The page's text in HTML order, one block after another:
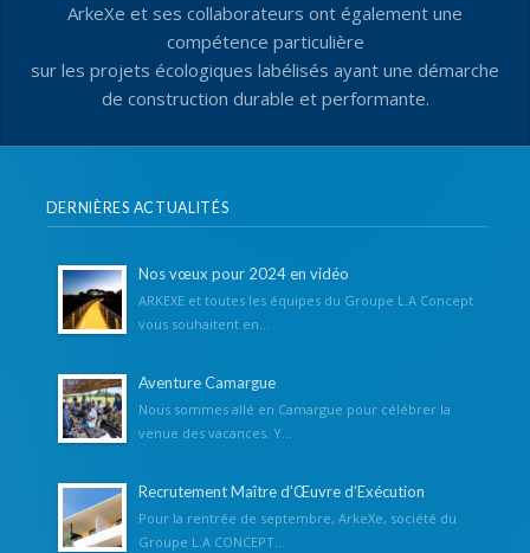
ArkeXe et ses collaborateurs ont également une
compétence particulière
sur les projets écologiques labélisés ayant une démarche
de construction durable et performante.
DERNIÈRES ACTUALITÉS
Nos vœux pour 2024 en vidéo
ARKEXE et toutes les équipes du Groupe L.A Concept
vous souhaitent en...
Aventure Camargue
Nous sommes allé en Camargue pour célébrer la
venue des vacances. Y...
Recrutement Maître d’Œuvre d’Exécution
Pour la rentrée de septembre, ArkeXe, société du
Groupe L.A CONCEPT...